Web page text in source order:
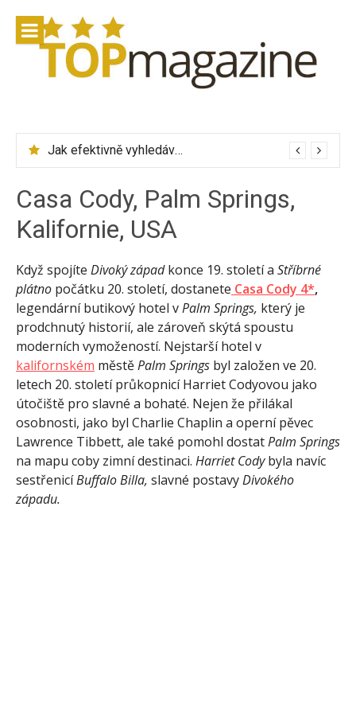
obsah
Jak efektivně vyhledávat letenky přes Skyscanner
Casa Cody, Palm Springs,
Kalifornie, USA
Když spojíte Divoký západkonce 19. století a Stříbrné
plátno počátku 20. století, dostanete Casa Cody 4*,
legendární butikový hotel vPalm Springs, který je
prodchnutý historií, ale zároveň skýtá spoustu
moderních vymožeností. Nejstarší hotel v
kalifornském městěPalm Springs byl založen ve 20.
letech 20. století průkopnicí Harriet Codyovou jako
útočiště pro slavné a bohaté. Nejen že přilákal
osobnosti, jako byl Charlie Chaplin a operní pěvec
Lawrence Tibbett, ale také pomohl dostatPalm Springs
na mapu coby zimní destinaci. Harriet Codybyla navíc
sestřenicíBuffalo Billa, slavné postavyDivokého
západu.